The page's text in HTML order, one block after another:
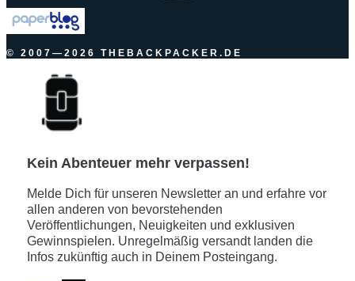
© 2007—2026 THEBACKPACKER.DE
Kein Abenteuer mehr verpassen!
Melde Dich für unseren Newsletter an und erfahre vor
allen anderen von bevorstehenden
Veröffentlichungen, Neuigkeiten und exklusiven
Gewinnspielen. Unregelmäßig versandt landen die
Infos zukünftig auch in Deinem Posteingang.